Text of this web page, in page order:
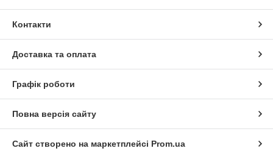
Контакти
Доставка та оплата
Графік роботи
Повна версія сайту
Сайт створено на маркетплейсі Prom.ua